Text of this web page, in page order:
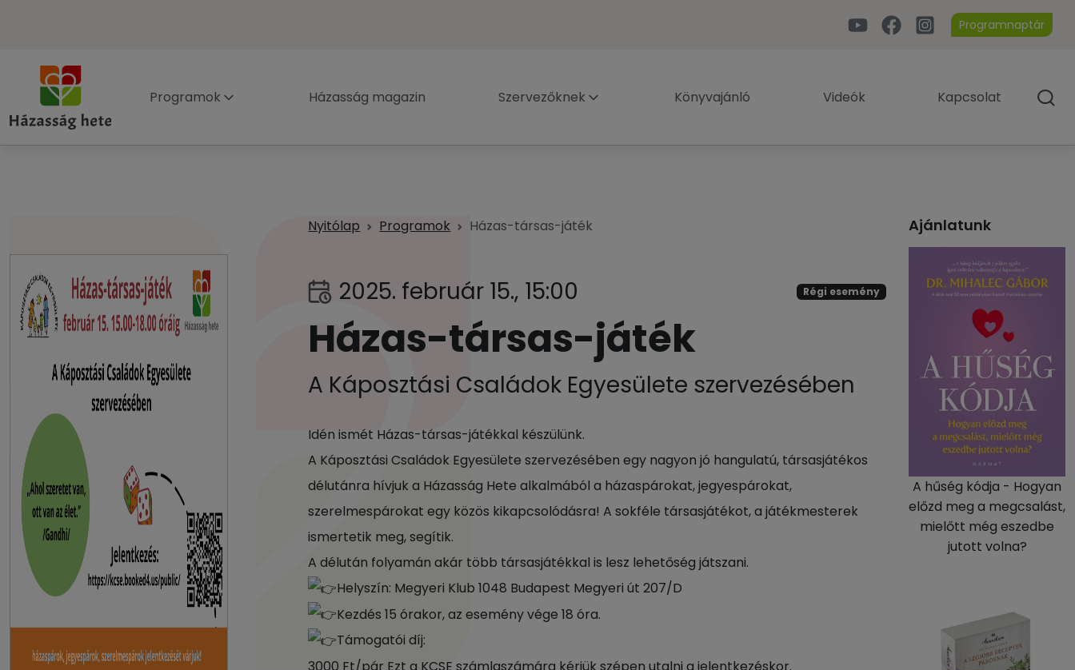
Programnaptár
Programok Házasság magazin Szervezőknek Könyvajánló Videók Kapcsolat
Nyitólap Programok Házas-társas-játék
2025. február 15., 15:00 Régi esemény
Házas-társas-játék
A Káposztási Családok Egyesülete szervezésében
Idén ismét Házas-társas-játékkal készülünk.
A Káposztási Családok Egyesülete szervezésében egy nagyon jó hangulatú, társasjátékos
délutánra hívjuk a Házasság Hete alkalmából a házaspárokat, jegyespárokat,
szerelmespárokat egy közös kikapcsolódásra! A sokféle társasjátékot, a játékmesterek
ismertetik meg, segítik.
A délután folyamán akár több társasjátékkal is lesz lehetőség játszani.
Helyszín: Megyeri Klub 1048 Budapest Megyeri út 207/D
Kezdés 15 órakor, az esemény vége 18 óra.
Támogatói díj:
3000 Ft/pár Ezt a KCSE számlaszámára kérjük szépen utalni a jelentkezéskor.
Ajánlatunk
A hűség kódja - Hogyan
előzd meg a megcsalást,
mielőtt még eszedbe
jutott volna?